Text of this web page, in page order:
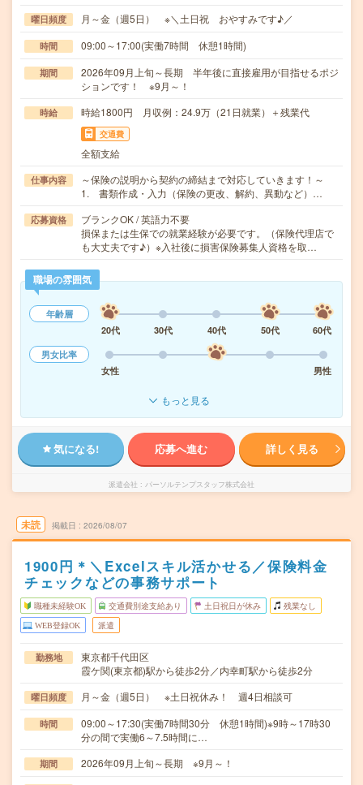
曜日頻度 月～金（週5日） ※＼土日祝 おやすみです♪／
時間 09:00～17:00(実働7時間 休憩1時間)
期間
2026年09月上旬～長期 半年後に直接雇用が目指せるポジ
ションです！ ※9月～！
時給 時給1800円 月収例：24.9万（21日就業）＋残業代
交通費
全額支給
仕事内容
～保険の説明から契約の締結まで対応していきます！～
1. 書類作成・入力（保険の更改、解約、異動など）…
応募資格
ブランクOK / 英語力不要
損保または生保での就業経験が必要です。（保険代理店で
も大丈夫です♪）※入社後に損害保険募集人資格を取…
職場の雰囲気
年齢層
20代
30代 40代 50代
60代
男女比率
女性
男性
もっと見る
気になる! 応募へ進む 詳しく見る
派遣会社 パーソルテンプスタッフ株式会社
未読 掲載日 2026/08/07
1900円＊＼Excelスキル活かせる／保険料金
チェックなどの事務サポート
職種未経験OK 交通費別途支給あり 土日祝日が休み 残業なし
WEB登録OK 派遣
勤務地
東京都千代田区
霞ケ関(東京都)駅から徒歩2分／内幸町駅から徒歩2分
曜日頻度 月～金（週5日） ※土日祝休み！ 週4日相談可
時間
09:00～17:30(実働7時間30分 休憩1時間)※9時～17時30
分の間で実働6～7.5時間に…
期間 2026年09月上旬～長期 ※9月～！